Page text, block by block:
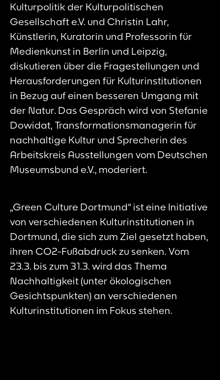
Kulturpolitik der Kulturpolitischen
Gesellschaft e.V. und Christin Lahr,
Künstlerin, Kuratorin und Professorin für
Medienkunst in Berlin und Leipzig,
diskutieren über die Fragestellungen und
Herausforderungen für Kulturinstitutionen
in Bezug auf einen besseren Umgang mit
der Natur. Das Gespräch wird von Stefanie
Dowidat, Transformationsmanagerin für
nachhaltige Kultur und Sprecherin des
Arbeitskreis Ausstellungen vom Deutschen
Museumsbund e.V., moderiert.
„Green Culture Dortmund“ ist eine Initiative
von verschiedenen Kulturinstitutionen in
Dortmund, die sich zum Ziel gesetzt haben,
ihren CO2-Fußabdruck zu senken. Vom
23.3. bis zum 31.3. wird das Thema
Nachhaltigkeit (unter ökologischen
Gesichtspunkten) an verschiedenen
Kulturinstitutionen im Fokus stehen.